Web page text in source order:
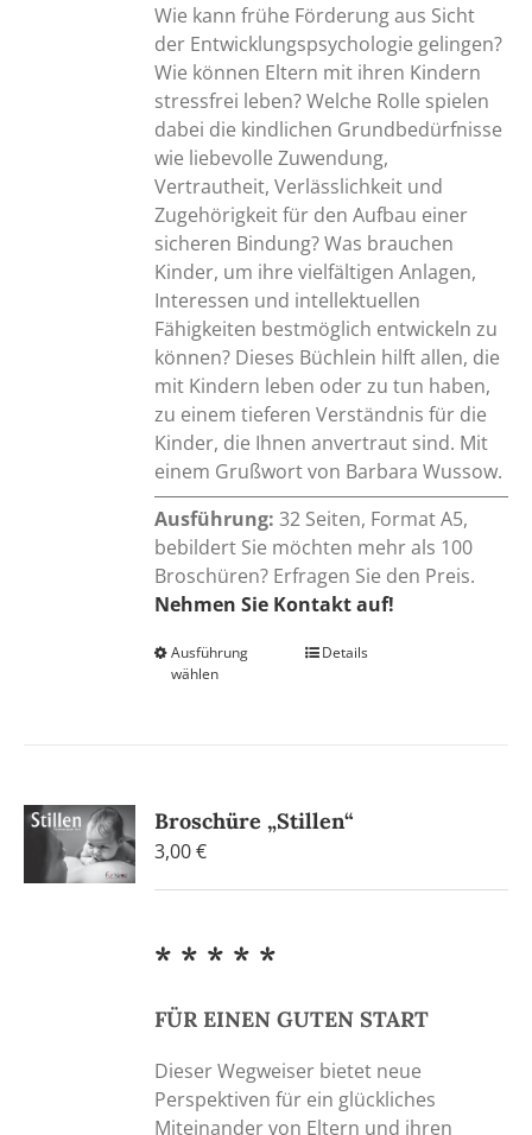
Wie kann frühe Förderung aus Sicht
der Entwicklungspsychologie gelingen?
Wie können Eltern mit ihren Kindern
stressfrei leben? Welche Rolle spielen
dabei die kindlichen Grundbedürfnisse
wie liebevolle Zuwendung,
Vertrautheit, Verlässlichkeit und
Zugehörigkeit für den Aufbau einer
sicheren Bindung? Was brauchen
Kinder, um ihre vielfältigen Anlagen,
Interessen und intellektuellen
Fähigkeiten bestmöglich entwickeln zu
können? Dieses Büchlein hilft allen, die
mit Kindern leben oder zu tun haben,
zu einem tieferen Verständnis für die
Kinder, die Ihnen anvertraut sind. Mit
einem Grußwort von Barbara Wussow.
Ausführung: 32 Seiten, Format A5,
bebildert Sie möchten mehr als 100
Broschüren? Erfragen Sie den Preis.
Nehmen Sie Kontakt auf!
Ausführung
wählen
Dieses
Die
können
werden
Details
Broschüre „Stillen“
3,00€
* * * * *
FÜR EINEN GUTEN START
Dieser Wegweiser bietet neue
Perspektiven für ein glückliches
Miteinander von Eltern und ihren